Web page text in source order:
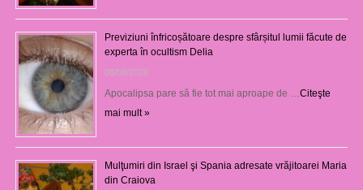
Previziuni înfricoșătoare despre sfârșitul lumii făcute de
experta în ocultism Delia
08/08/2026
Apocalipsa pare să fie tot mai aproape de … Citeşte
mai mult »
Mulţumiri din Israel şi Spania adresate vrăjitoarei Maria
din Craiova